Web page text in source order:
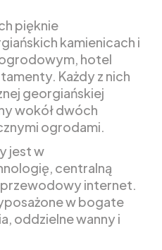
pięknie
kamienicach i
hotel
Każdy z nich
georgiańskiej
wokół dwóch
ogrodami.
jest w
centralną
internet.
w bogate
oddzielne wanny i